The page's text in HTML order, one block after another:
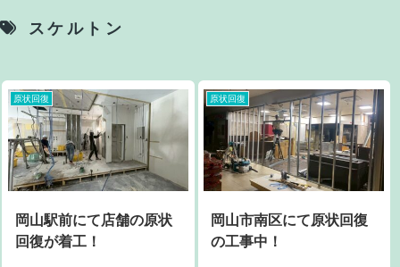
スケルトン
原状回復
岡山駅前にて店舗の原状
回復が着工！
原状回復
岡山市南区にて原状回復
の工事中！